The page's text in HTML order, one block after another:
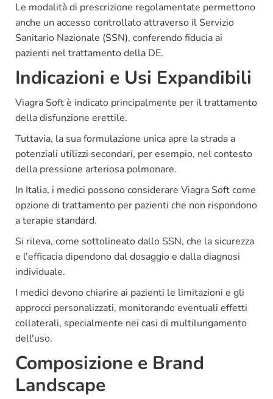
Le modalità di prescrizione regolamentate permettono
anche un accesso controllato attraverso il Servizio
Sanitario Nazionale (SSN), conferendo fiducia ai
pazienti nel trattamento della DE.
Indicazioni e Usi Expandibili
Viagra Soft è indicato principalmente per il trattamento
della disfunzione erettile.
Tuttavia, la sua formulazione unica apre la strada a
potenziali utilizzi secondari, per esempio, nel contesto
della pressione arteriosa polmonare.
In Italia, i medici possono considerare Viagra Soft come
opzione di trattamento per pazienti che non rispondono
a terapie standard.
Si rileva, come sottolineato dallo SSN, che la sicurezza
e l'efficacia dipendono dal dosaggio e dalla diagnosi
individuale.
I medici devono chiarire ai pazienti le limitazioni e gli
approcci personalizzati, monitorando eventuali effetti
collaterali, specialmente nei casi di multilungamento
dell'uso.
Composizione e Brand
Landscape